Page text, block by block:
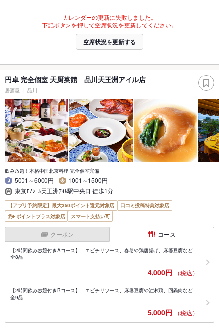
カレンダーの更新に失敗しました。
下記ボタンを押して空席状況を更新してください。
空席状況を更新する
円卓 完全個室 天厨菜館 品川天王洲アイル店
居酒屋 品川
飲み放題！本格中国北京料理 完全個室完備
5001～6000円
1001～1500円
東京ﾓﾉﾚｰﾙ天王洲ｱｲﾙ駅中央口 徒歩1分
【アプリ予約限定】最大350ポイント還元対象店
口コミ投稿特典対象店
ポイントプラス対象店
スマート支払い可
クーポン コース
【2時間飲み放題付きAコース】 エビチリソース、春巻や鶏唐揚げ、麻婆豆腐など
全8品
4,000円 （税込）
【2時間飲み放題付きBコース】 エビチリソース、麻婆豆腐や油淋鶏、回鍋肉など
全9品
5,000円 （税込）